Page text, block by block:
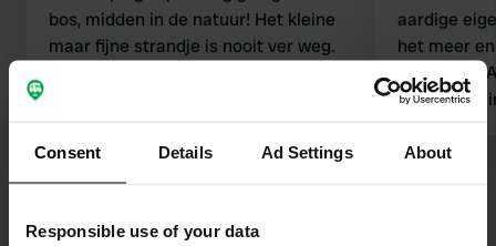
Consent Details Ad Settings About
Responsible use of your data
bos, midden in de natuur! Het kleine
maar fijne strandje is nooit ver weg.
aanrader! Wij verbleven er twee
weken met onze camper. De prijzen
camper, € 9,50 per volwassene,
aardige
het meer
de bomen.
€1 voor 3